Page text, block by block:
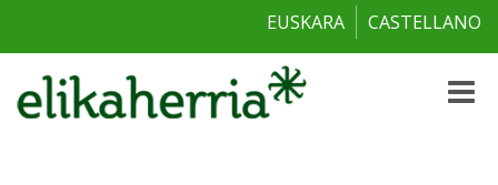
EUSKARA CASTELLANO
Toggle